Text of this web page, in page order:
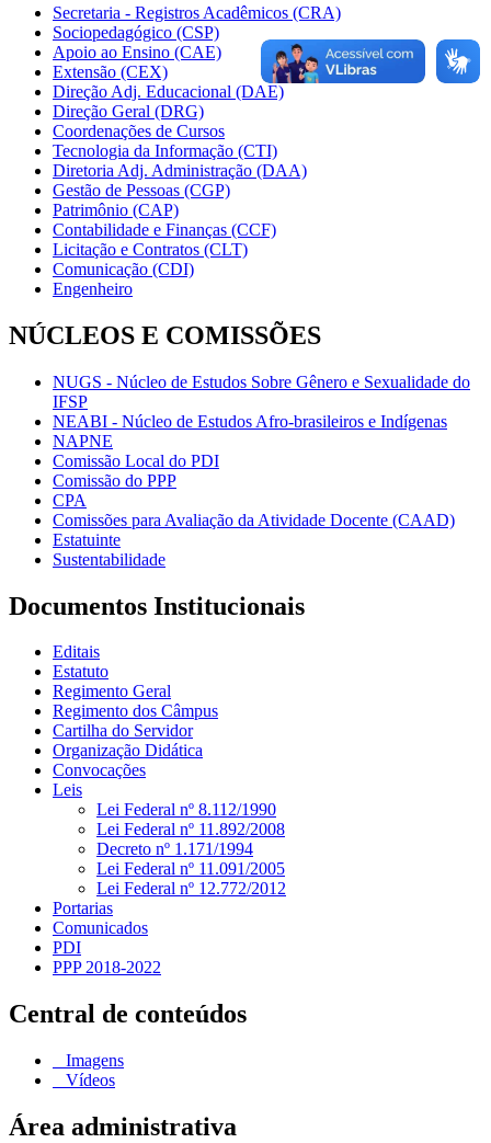
Secretaria - Registros Acadêmicos (CRA)
Sociopedagógico (CSP)
Apoio ao Ensino (CAE)
Extensão (CEX)
Direção Adj. Educacional (DAE)
Direção Geral (DRG)
Coordenações de Cursos
Tecnologia da Informação (CTI)
Diretoria Adj. Administração (DAA)
Gestão de Pessoas (CGP)
Patrimônio (CAP)
Contabilidade e Finanças (CCF)
Licitação e Contratos (CLT)
Comunicação (CDI)
Engenheiro
NÚCLEOS E COMISSÕES
NUGS - Núcleo de Estudos Sobre Gênero e Sexualidade do
IFSP
NEABI - Núcleo de Estudos Afro-brasileiros e Indígenas
NAPNE
Comissão Local do PDI
Comissão do PPP
CPA
Comissões para Avaliação da Atividade Docente (CAAD)
Estatuinte
Sustentabilidade
Documentos Institucionais
Editais
Estatuto
Regimento Geral
Regimento dos Câmpus
Cartilha do Servidor
Organização Didática
Convocações
Leis
Lei Federal nº 8.112/1990
Lei Federal nº 11.892/2008
Decreto nº 1.171/1994
Lei Federal nº 11.091/2005
Lei Federal nº 12.772/2012
Portarias
Comunicados
PDI
PPP 2018-2022
Central de conteúdos
Imagens
Vídeos
Área administrativa